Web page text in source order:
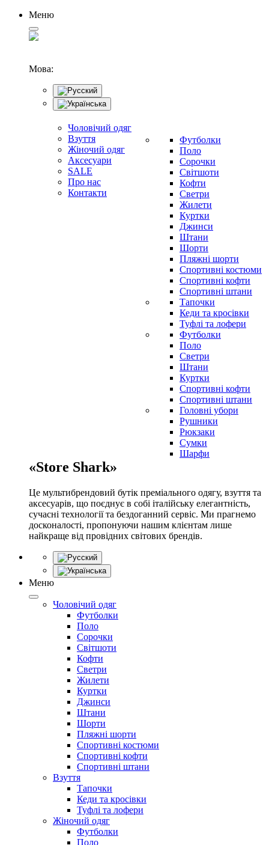
Меню
Мова:
Чоловічий одяг
Взуття
Жіночий одяг
Аксесуари
SALE
Про нас
Контакти
Футболки
Поло
Сорочки
Світшоти
Кофти
Светри
Жилети
Куртки
Джинси
Штани
Шорти
Пляжні шорти
Спортивні костюми
Спортивні кофти
Спортивні штани
Тапочки
Кеди та кросівки
Туфлі та лофери
Футболки
Поло
Светри
Штани
Куртки
Cпортивні кофти
Спортивні штани
Головні убори
Рушники
Рюкзаки
Сумки
Шарфи
«Store Shark»
Це мультибрендовий бутік преміального одягу, взуття та
аксесуарів, що поєднує в собі італійську елегантність,
сучасні технології та бездоганний сервіс. Ми прагнемо
досконалості, пропонуючи нашим клієнтам лише
найкраще від провідних світових брендів.
Меню
Чоловічий одяг
Футболки
Поло
Сорочки
Світшоти
Кофти
Светри
Жилети
Куртки
Джинси
Штани
Шорти
Пляжні шорти
Спортивні костюми
Спортивні кофти
Спортивні штани
Взуття
Тапочки
Кеди та кросівки
Туфлі та лофери
Жіночий одяг
Футболки
Поло